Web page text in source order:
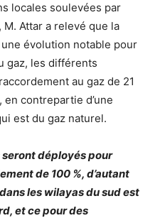
locales soulevées par
Attar a relevé que la
évolution notable pour
gaz, les différents
au gaz de 21
contrepartie d’une
est du gaz naturel.
déployés pour
de 100 %, d’autant
les wilayas du sud est
et ce pour des